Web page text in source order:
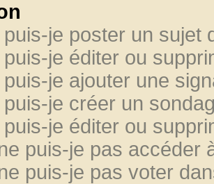
je poster un sujet
je éditer ou
je ajouter une
je créer un
je éditer ou
puis-je pas accéder
puis-je pas voter